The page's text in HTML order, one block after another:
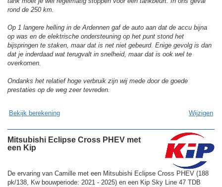
rond de 250 km.
Op 1 langere helling in de Ardennen gaf de auto aan dat de accu bijna
op was en de elektrische ondersteuning op het punt stond het
bijspringen te staken, maar dat is net niet gebeurd. Enige gevolg is dan
dat je inderdaad wat terugvalt in snelheid, maar dat is ook wel te
overkomen.
Ondanks het relatief hoge verbruik zijn wij mede door de goede
prestaties op de weg zeer tevreden.
Bekijk berekening Wijzigen
Mitsubishi Eclipse Cross PHEV met
een Kip
De ervaring van Camille met een Mitsubishi Eclipse Cross PHEV (188
pk/138, Kw bouwperiode: 2021 - 2025) en een Kip Sky Line 47 TDB